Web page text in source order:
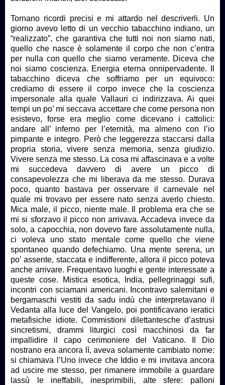
Tornano ricordi precisi e mi attardo nel descriverli. Un
giorno avevo letto di un vecchio tabacchino indiano, un
“realizzato”, che garantiva che tutti noi non siamo nati,
quello che nasce è solamente il corpo che non c’entra
per nulla con quello che siamo veramente. Diceva che
noi siamo coscienza. Energia eterna onnipervadente. Il
tabacchino diceva che soffriamo per un equivoco:
crediamo di essere il corpo invece che la coscienza
impersonale alla quale Vallauri ci indirizzava. Ai quei
tempi un po’ mi seccava accettare che come persona non
esistevo, forse era meglio come dicevano i cattolici:
andare all’ inferno per l’eternità, ma almeno con l’io
pimpante e integro. Però che leggerezza staccarsi dalla
propria storia, vivere senza memoria, senza giudizio.
Vivere senza me stesso. La cosa mi affascinava e a volte
mi succedeva davvero di avere un picco di
consapevolezza che mi liberava da me stesso. Durava
poco, quanto bastava per osservare il carnevale nel
quale mi trovavo per essere nato senza averlo chiesto.
Mica male, il picco, niente male. Il problema era che se
mi si sforzavo il picco non arrivava. Accadeva invece da
solo, a capocchia, non dovevo fare assolutamente nulla,
ci voleva uno stato mentale come quello che viene
spontaneo quando defechiamo. Una mente serena, un
po’ assente, staccata e indifferente, allora il picco poteva
anche arrivare. Frequentavo luoghi e gente interessate a
queste cose. Mistica esotica, India, pellegrinaggi sufi,
incontri con sciamani americani. Incontravo salernitani e
bergamaschi vestiti da sadu indù che interpretavano il
Vedanta alla luce del Vangelo, poi pontificavano ieratici
metafisiche idiote. Commistioni dilettantesche d’astrusi
sincretismi, drammi liturgici così macchinosi da far
impallidire il capo cerimoniere del Vaticano. Il Dio
nostrano era ancora lì, aveva solamente cambiato nome:
si chiamava l’Uno invece che Iddio e mi invitava ancora
ad uscire me stesso, per rimanere immobile a guardare
lassù le ineffabili, inesprimibili, alte sfere: palloni